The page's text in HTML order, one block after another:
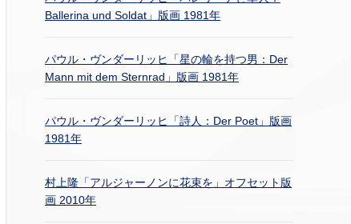
Ballerina und Soldat」版画 1981年
パウル・ヴンダーリッヒ「星の輪を持つ男：Der
Mann mit dem Sternrad」版画 1981年
パウル・ヴンダーリッヒ「詩人：Der Poet」版画
1981年
村上隆「アルジャーノンに花束を」オフセット版
画 2010年